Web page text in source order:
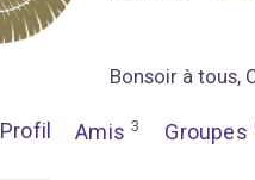
Bonsoir à tous,
Profil Amis 3 Groupes